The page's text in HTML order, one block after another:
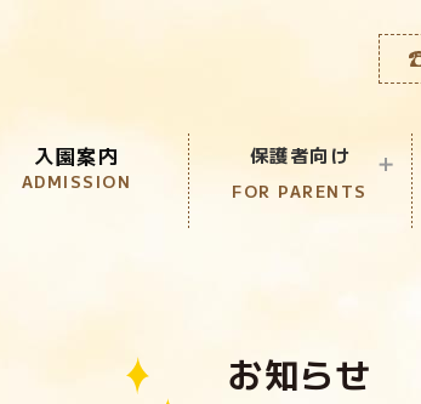
入園案内
ADMISSION
保護者向け
FOR PARENTS
KOSODATE
お知らせ